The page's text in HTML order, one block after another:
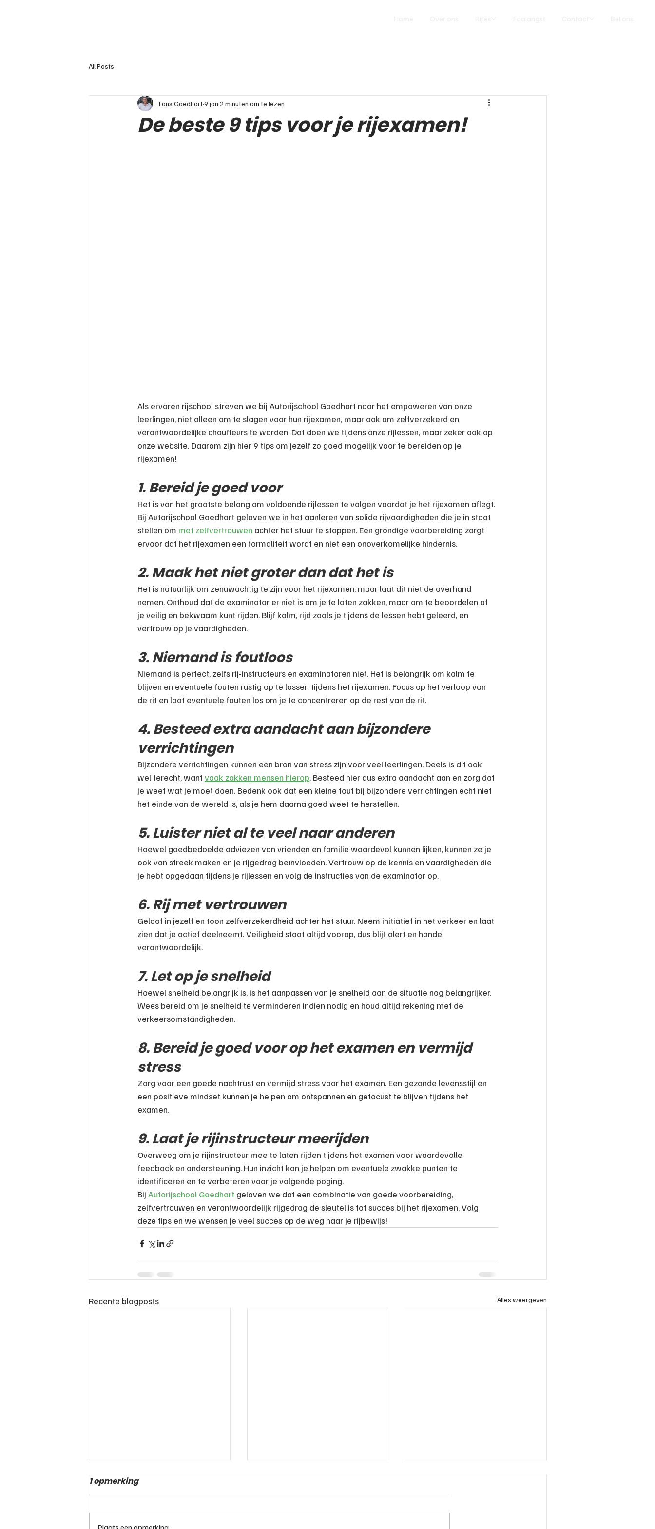
All Posts
De beste 9 tips voor je rijexamen!
Fons Goedhart9 jan 2 minuten om te lezen
Als ervaren rijschool streven we bij Autorijschool Goedhart naar het empoweren van onze
leerlingen, niet alleen om te slagen voor hun rijexamen, maar ook om zelfverzekerd en
verantwoordelijke chauffeurs te worden. Dat doen we tijdens onze rijlessen, maar zeker ook op
onze website. Daarom zijn hier 9 tips om jezelf zo goed mogelijk voor te bereiden op je
rijexamen!
1. Bereid je goed voor
Het is van het grootste belang om voldoende rijlessen te volgen voordat je het rijexamen aflegt.
Bij Autorijschool Goedhart geloven we in het aanleren van solide rijvaardigheden die je in staat
stellen om met zelfvertrouwen achter het stuur te stappen. Een grondige voorbereiding zorgt
ervoor dat het rijexamen een formaliteit wordt en niet een onoverkomelijke hindernis.
2. Maak het niet groter dan dat het is
Het is natuurlijk om zenuwachtig te zijn voor het rijexamen, maar laat dit niet de overhand
nemen. Onthoud dat de examinator er niet is om je te laten zakken, maar om te beoordelen of
je veilig en bekwaam kunt rijden. Blijf kalm, rijd zoals je tijdens de lessen hebt geleerd, en
vertrouw op je vaardigheden.
3. Niemand is foutloos
Niemand is perfect, zelfs rij-instructeurs en examinatoren niet. Het is belangrijk om kalm te
blijven en eventuele fouten rustig op te lossen tijdens het rijexamen. Focus op het verloop van
de rit en laat eventuele fouten los om je te concentreren op de rest van de rit.
4. Besteed extra aandacht aan bijzondere
verrichtingen
Bijzondere verrichtingen kunnen een bron van stress zijn voor veel leerlingen. Deels is dit ook
wel terecht, want vaak zakken mensen hierop. Besteed hier dus extra aandacht aan en zorg dat
je weet wat je moet doen. Bedenk ook dat een kleine fout bij bijzondere verrichtingen echt niet
het einde van de wereld is, als je hem daarna goed weet te herstellen.
5. Luister niet al te veel naar anderen
Hoewel goedbedoelde adviezen van vrienden en familie waardevol kunnen lijken, kunnen ze je
ook van streek maken en je rijgedrag beïnvloeden. Vertrouw op de kennis en vaardigheden die
je hebt opgedaan tijdens je rijlessen en volg de instructies van de examinator op.
6. Rij met vertrouwen
Geloof in jezelf en toon zelfverzekerdheid achter het stuur. Neem initiatief in het verkeer en laat
zien dat je actief deelneemt. Veiligheid staat altijd voorop, dus blijf alert en handel
verantwoordelijk.
7. Let op je snelheid
Hoewel snelheid belangrijk is, is het aanpassen van je snelheid aan de situatie nog belangrijker.
Wees bereid om je snelheid te verminderen indien nodig en houd altijd rekening met de
verkeersomstandigheden.
8. Bereid je goed voor op het examen en vermijd
stress
Zorg voor een goede nachtrust en vermijd stress voor het examen. Een gezonde levensstijl en
een positieve mindset kunnen je helpen om ontspannen en gefocust te blijven tijdens het
examen.
9. Laat je rijinstructeur meerijden
Overweeg om je rijinstructeur mee te laten rijden tijdens het examen voor waardevolle
feedback en ondersteuning. Hun inzicht kan je helpen om eventuele zwakke punten te
identificeren en te verbeteren voor je volgende poging.
Bij Autorijschool Goedhart geloven we dat een combinatie van goede voorbereiding,
zelfvertrouwen en verantwoordelijk rijgedrag de sleutel is tot succes bij het rijexamen. Volg
deze tips en we wensen je veel succes op de weg naar je rijbewijs!
Recente blogposts Alles weergeven
1 opmerking